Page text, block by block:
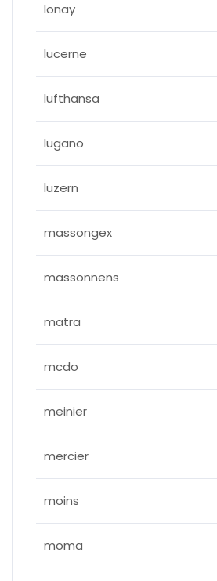
lonay
lucerne
lufthansa
lugano
luzern
massongex
massonnens
matra
mcdo
meinier
mercier
moins
moma